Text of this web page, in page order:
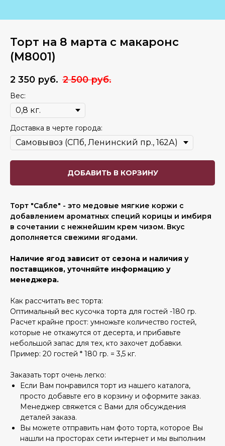
Торт на 8 марта с макаронс
(M8001)
2 350 руб. 2 500 руб.
Вес:
Доставка в черте города:
ДОБАВИТЬ В КОРЗИНУ
Торт "Сабле" - это медовые мягкие коржи с
добавлением ароматных специй корицы и имбиря
в сочетании с нежнейшим крем чизом. Вкус
дополняется свежими ягодами.
Наличие ягод зависит от сезона и наличия у
поставщиков, уточняйте информацию у
менеджера.
Как рассчитать вес торта:
Оптимальный вес кусочка торта для гостей -180 гр.
Расчет крайне прост: умножьте количество гостей,
которые не откажутся от десерта, и прибавьте
небольшой запас для тех, кто захочет добавки.
Пример: 20 гостей * 180 гр. = 3,5 кг.
Заказать торт очень легко:
Если Вам понравился торт из нашего каталога,
просто добавьте его в корзину и оформите заказ.
Менеджер свяжется с Вами для обсуждения
деталей заказа.
Вы можете отправить нам фото торта, которое Вы
нашли на просторах сети интернет и мы выполним